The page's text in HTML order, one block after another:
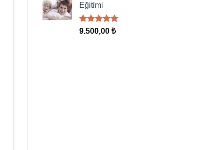
Eğitimi
5 üzerinden
oy
9.500,00 ₺